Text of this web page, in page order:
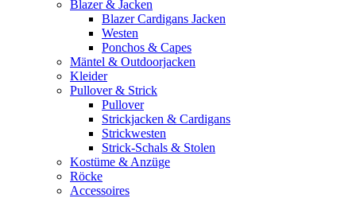
Blazer & Jacken
Blazer Cardigans Jacken
Westen
Ponchos & Capes
Mäntel & Outdoorjacken
Kleider
Pullover & Strick
Pullover
Strickjacken & Cardigans
Strickwesten
Strick-Schals & Stolen
Kostüme & Anzüge
Röcke
Accessoires